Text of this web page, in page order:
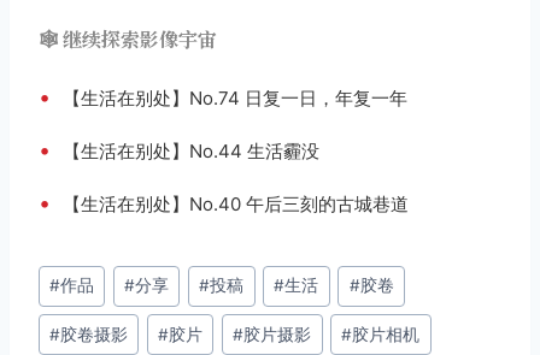
🕸️ 继续探索影像宇宙
• 【生活在别处】No.74 日复一日，年复一年
• 【生活在别处】No.44 生活霾没
• 【生活在别处】No.40 午后三刻的古城巷道
文
章
标
#作品 #分享 #投稿 #生活 #胶卷
#胶卷摄影 #胶片 #胶片摄影 #胶片相机